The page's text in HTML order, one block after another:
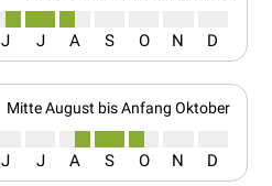
J J A S O N D
Mitte August bis Anfang Oktober
J J A S O N D